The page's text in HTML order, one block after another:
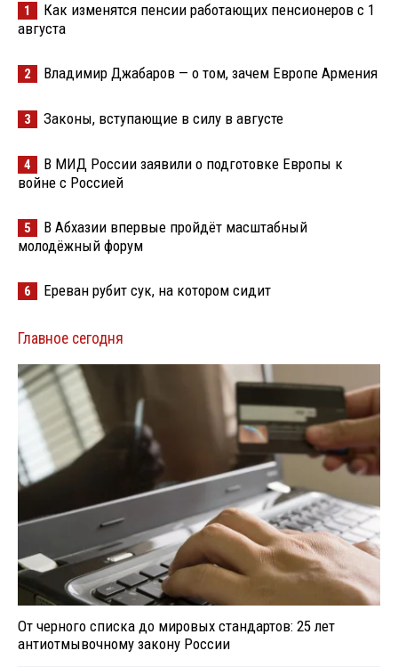
1
Как изменятся пенсии работающих пенсионеров с 1
августа
2 Владимир Джабаров — о том, зачем Европе Армения
3 Законы, вступающие в силу в августе
4
В МИД России заявили о подготовке Европы к
войне с Россией
5
В Абхазии впервые пройдёт масштабный
молодёжный форум
6 Ереван рубит сук, на котором сидит
Главное сегодня
От черного списка до мировых стандартов: 25 лет
антиотмывочному закону России